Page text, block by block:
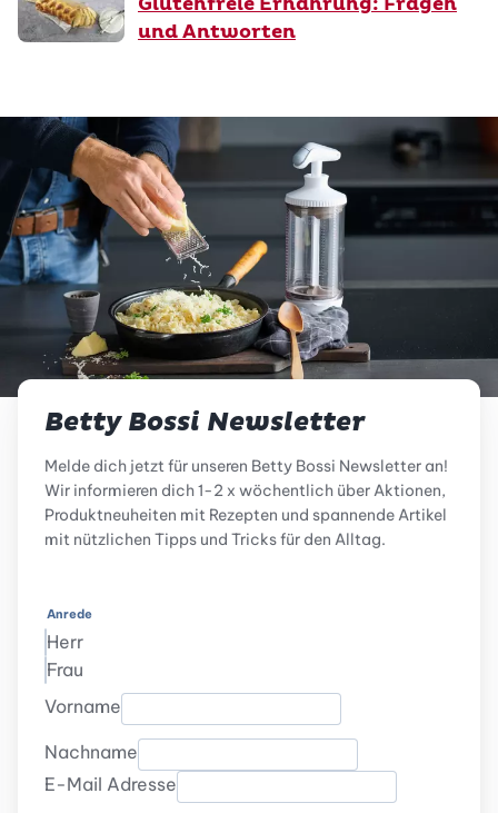
und Antworten
Betty Bossi Newsletter
Melde dich jetzt für unseren Betty Bossi Newsletter an!
Wir informieren dich 1-2 x wöchentlich über Aktionen,
Produktneuheiten mit Rezepten und spannende Artikel
mit nützlichen Tipps und Tricks für den Alltag.
Anrede
Herr
Frau
Vorname
Nachname
E-Mail Adresse